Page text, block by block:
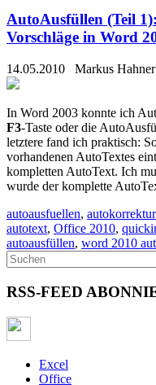
AutoAusfüllen (Teil
Vorschläge in Word
14.05.2010 Markus Hahner
In Word 2003 konnte ich
F3-Taste oder die
letztere fand ich praktisch:
vorhandenen AutoTextes
kompletten AutoText. Ich
wurde der komplette
autoausfuellen,
autotext, Office 2010,
autoausfüllen, word 2010
RSS-FEED
Excel
Office